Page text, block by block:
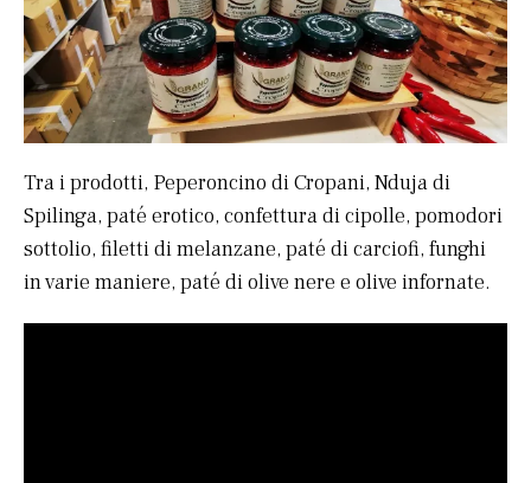
Tra i prodotti, Peperoncino di Cropani, Nduja di
Spilinga, paté erotico, confettura di cipolle, pomodori
sottolio, filetti di melanzane, paté di carciofi, funghi
in varie maniere, paté di olive nere e olive infornate.